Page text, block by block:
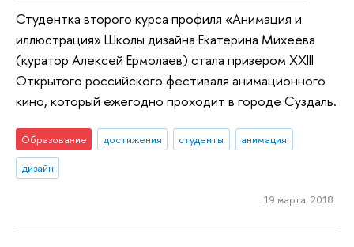
Студентка второго курса профиля «Анимация и
иллюстрация» Школы дизайна Екатерина Михеева
(куратор Алексей Ермолаев) стала призером XXIII
Открытого российского фестиваля анимационного
кино, который ежегодно проходит в городе Суздаль.
Образование достижения студенты
анимация
дизайн
19 марта 2018